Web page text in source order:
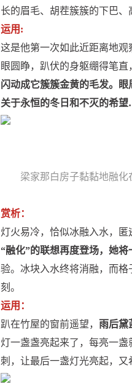
长的眉毛、胡茬簇簇的下巴
运用:
这是他第一次如此近距离地
眼圆睁，趴伏的身躯绷得笔
闪动成它簇簇金黄的毛发。
关于永恒的冬日和不灭的希
梁家那白房子黏黏地融化
赏析：
灯火易冷，恰似冰融入水，匿
“融化”的联想再度登场，她
验。冰块入水终将消融，而
刻。
运用：
趴在竹屋的窗前遥望， 雨后黛
灯一盏盏亮起来了，每亮一
刺，让最后一盏灯光亮起，